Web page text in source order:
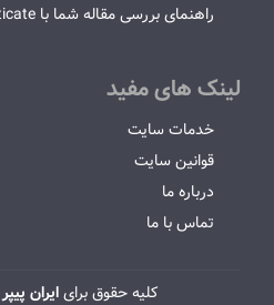
راهنمای بررسی مقاله شما با iThenticate و Grammerly
لینک های مفید
خدمات سایت
قوانین سایت
درباره ما
تماس با ما
کلیه حقوق برایایران پیپر